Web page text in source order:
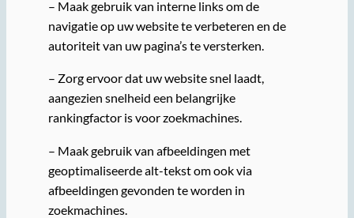
– Maak gebruik van interne links om de
navigatie op uw website te verbeteren en de
autoriteit van uw pagina’s te versterken.
– Zorg ervoor dat uw website snel laadt,
aangezien snelheid een belangrijke
rankingfactor is voor zoekmachines.
– Maak gebruik van afbeeldingen met
geoptimaliseerde alt-tekst om ook via
afbeeldingen gevonden te worden in
zoekmachines.